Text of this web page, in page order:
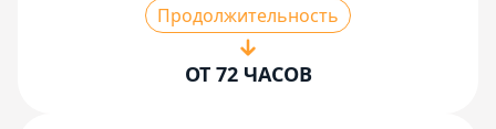
Продолжительность
ОТ 72 ЧАСОВ